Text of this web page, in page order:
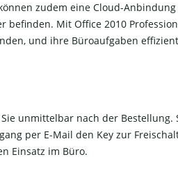
zudem eine Cloud-
Mit Office 2010
und ihre Büroaufgaben
unmittelbar nach der Bestellung.
per E-Mail den Key zur
Einsatz im Büro.